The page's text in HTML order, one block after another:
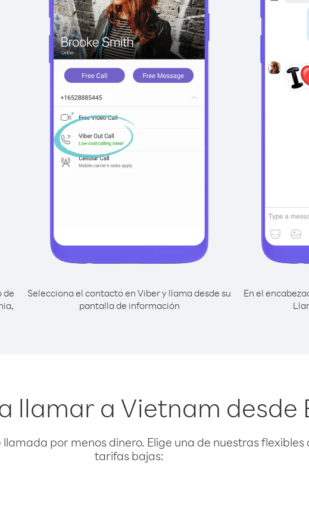
de
Selecciona el contacto en Viber y llama desde su
pantalla de información
En el
llamar a Vietnam desde
por menos dinero. Elige una de nuestras
tarifas bajas: